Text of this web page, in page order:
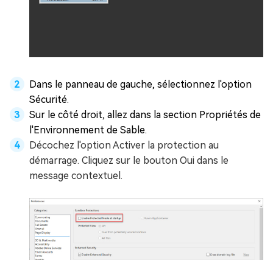
Dans le panneau de gauche, sélectionnez l'option
Sécurité.
Sur le côté droit, allez dans la section Propriétés de
l'Environnement de Sable.
Décochez l'option Activer la protection au
démarrage. Cliquez sur le bouton Oui dans le
message contextuel.